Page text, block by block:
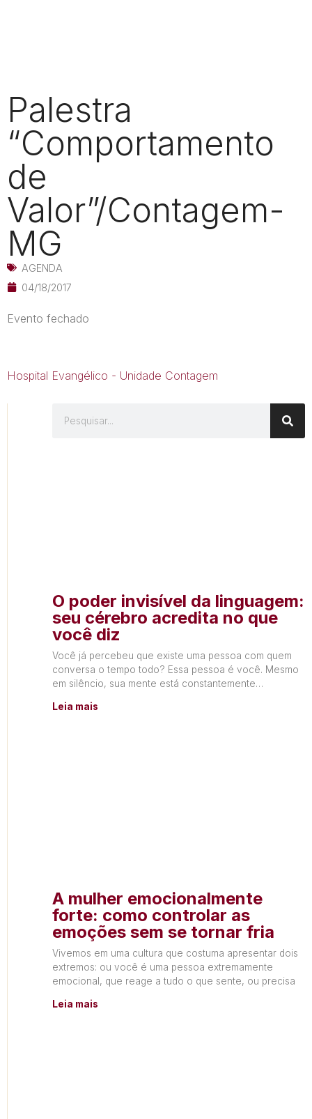
Palestra
“Comportamento
de
Valor”/Contagem-
MG
AGENDA
04/18/2017
Evento fechado
Hospital Evangélico - Unidade Contagem
O poder invisível da linguagem:
seu cérebro acredita no que
você diz
Você já percebeu que existe uma pessoa com quem
conversa o tempo todo? Essa pessoa é você. Mesmo
em silêncio, sua mente está constantemente
Leia mais
A mulher emocionalmente
forte: como controlar as
emoções sem se tornar fria
Vivemos em uma cultura que costuma apresentar dois
extremos: ou você é uma pessoa extremamente
emocional, que reage a tudo o que sente, ou precisa
Leia mais